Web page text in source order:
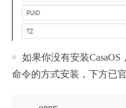
如果你没有安装
命令的方式安装，下方已